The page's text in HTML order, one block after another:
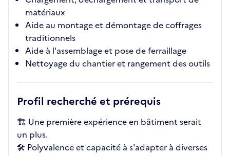
matériaux
Aide au montage et démontage de coffrages
traditionnels
Aide à l'assemblage et pose de ferraillage
Nettoyage du chantier et rangement des outils
Profil recherché et prérequis
🏗️ Une première expérience en bâtiment serait
un plus.
🛠️ Polyvalence et capacité à s'adapter à diverses